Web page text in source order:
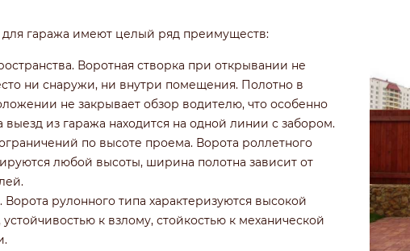
для гаража имеют целый ряд преимуществ:
Воротная створка при открывании не
ни снаружи, ни внутри помещения. Полотно в
не закрывает обзор водителю, что особенно
выезд из гаража находится на одной линии с забором.
по высоте проема. Ворота роллетного
любой высоты, ширина полотна зависит от
Ворота рулонного типа характеризуются высокой
к взлому, стойкостью к механической